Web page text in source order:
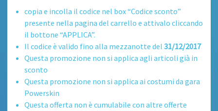
copia e incolla il codice nel box “Codice sconto”
presente nella pagina del carrello e attivalo cliccando
il bottone “APPLICA”.
Il codice è valido fino alla mezzanotte del 31/12/2017
Questa promozione non si applica agli articoli già in
sconto
Questa promozione non si applica ai costumi da gara
Powerskin
Questa offerta non è cumulabile con altre offerte